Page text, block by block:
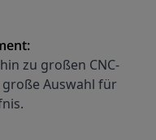
zu großen CNC-
Auswahl für